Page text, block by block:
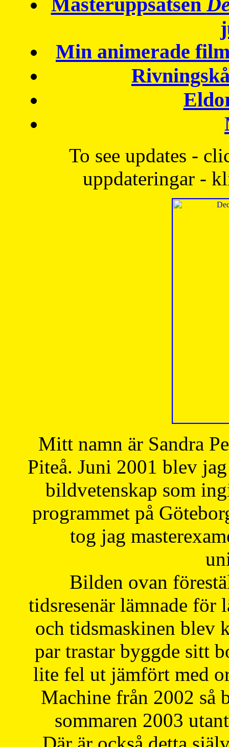
Min animerade
To see updates -
uppdateringar -
Mitt namn är Sandra
Piteå. Juni 2001 blev
bildvetenskap som
programmet på
tog jag
Bilden ovan
tidsresenär lämnade för
och tidsmaskinen blev
par trastar byggde sitt
lite fel ut jämfört med
Machine från 2002 så
sommaren 2003